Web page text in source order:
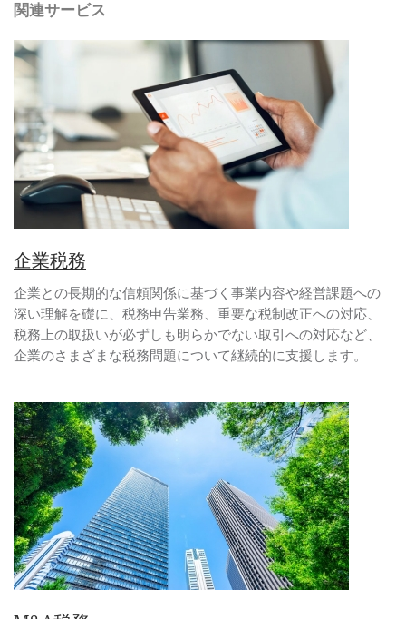
関連サービス
企業税務
企業との長期的な信頼関係に基づく事業内容や経営課題への
深い理解を礎に、税務申告業務、重要な税制改正への対応、
税務上の取扱いが必ずしも明らかでない取引への対応など、
企業のさまざまな税務問題について継続的に支援します。